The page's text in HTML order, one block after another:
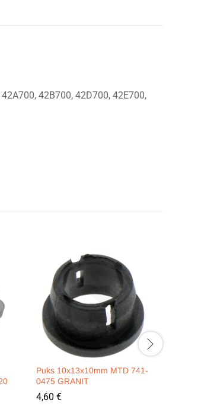
42B700, 42D700, 42E700,
Puks 10x13x10mm MTD 741-
0475 GRANIT
4,60 €